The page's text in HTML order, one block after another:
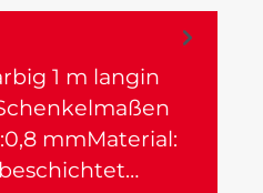
1 m langin
mmMaterial: